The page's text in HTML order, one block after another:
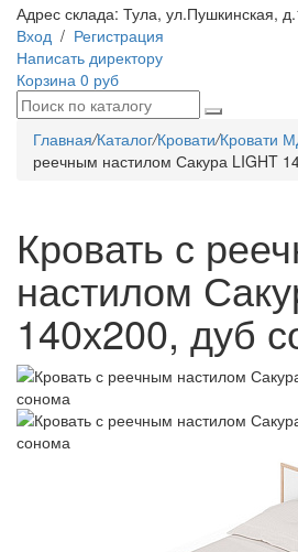
Адрес склада: Тула, ул.Пушкинская,
Вход / Регистрация
Написать директору
Корзина 0 руб
Главная/Каталог/Кровати/Кровати
реечным настилом Сакура LIGHT
Кровать с
настилом
140х200, дуб